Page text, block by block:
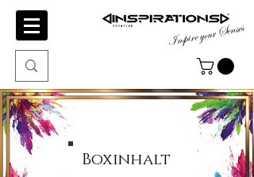
Inspire your Senses
Boxinhalt